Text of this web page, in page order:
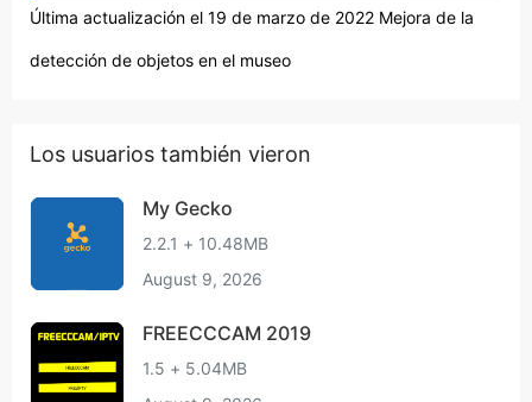
Última actualización el 19 de marzo de 2022 Mejora de la
detección de objetos en el museo
Los usuarios también vieron
My Gecko
2.2.1 + 10.48MB
August 9, 2026
FREECCCAM 2019
1.5 + 5.04MB